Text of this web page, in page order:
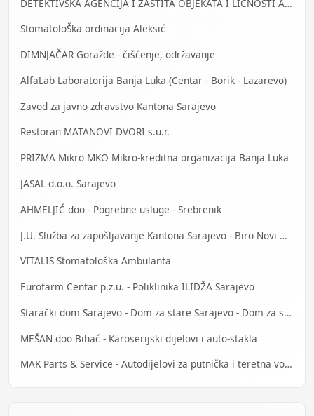
DETEKTIVSKA AGENCIJA I ZAŠTITA OBJEKATA I LIČNOSTI ALFA DM Travnik
StomatoloŠka ordinacija Aleksić
DIMNJAČAR Goražde - čišćenje, održavanje
AlfaLab Laboratorija Banja Luka (Centar - Borik - Lazarevo)
Zavod za javno zdravstvo Kantona Sarajevo
Restoran MATANOVI DVORI s.u.r.
PRIZMA Mikro MKO Mikro-kreditna organizacija Banja Luka
JASAL d.o.o. Sarajevo
AHMELJIĆ doo - Pogrebne usluge - Srebrenik
J.U. Služba za zapošljavanje Kantona Sarajevo - Biro Novi Grad
VITALIS Stomatološka Ambulanta
Eurofarm Centar p.z.u. - Poliklinika ILIDŽA Sarajevo
Starački dom Sarajevo - Dom za stare Sarajevo - Dom za stara lica Sarajevo
MEŠAN doo Bihać - Karoserijski dijelovi i auto-stakla
MAK Parts & Service - Autodijelovi za putnička i teretna vozila Gračanica